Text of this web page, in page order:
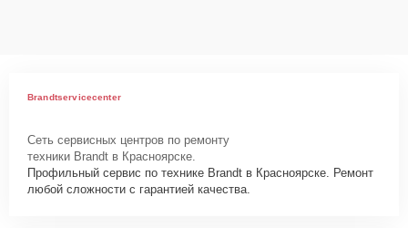
Brandtservicecenter
Сеть сервисных центров по ремонту
техники Brandt в Красноярске.
Профильный сервис по технике Brandt в Красноярске. Ремонт
любой сложности с гарантией качества.